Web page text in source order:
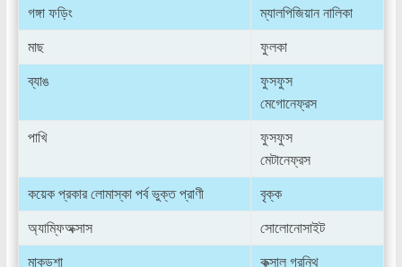
গঙ্গা ফড়িং
ম্যালপিজিয়ান নালিকা
মাছ
ফুলকা
ব্যাঙ
ফুসফুস
মেগোনেফ্রস
পাখি
ফুসফুস
মেটানেফ্রস
কয়েক প্রকার লোমাস্কা পর্ব ভুক্ত প্রাণী
বৃক্ক
অ্যাম্ফিঅক্সাস
সোলোনোসাইট
মাকড়শা
কক্সাল গ্রন্থি